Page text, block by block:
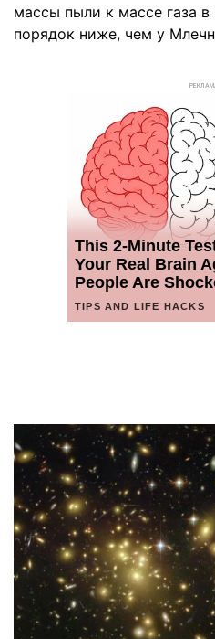
массы пыли к массе газа в
порядок ниже, чем у